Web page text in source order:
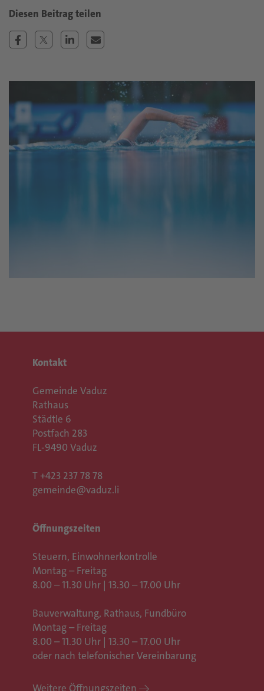
Kontakt
Gemeinde Vaduz
Rathaus
Städtle 6
Postfach 283
FL-9490 Vaduz
T +423 237 78 78
gemeinde@vaduz.li
Öffnungszeiten
Steuern, Einwohnerkontrolle
Montag – Freitag
8.00 – 11.30 Uhr | 13.30 – 17.00 Uhr
Bauverwaltung, Rathaus, Fundbüro
Montag – Freitag
8.00 – 11.30 Uhr | 13.30 – 17.00 Uhr
oder nach telefonischer Vereinbarung
Weitere Öffnungszeiten